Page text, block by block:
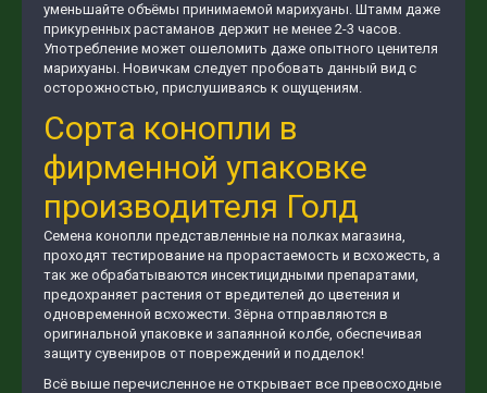
уменьшайте объёмы принимаемой марихуаны. Штамм даже
прикуренных растаманов держит не менее 2-3 часов.
Употребление может ошеломить даже опытного ценителя
марихуаны. Новичкам следует пробовать данный вид с
осторожностью, прислушиваясь к ощущениям.
Сорта конопли в
фирменной упаковке
производителя Голд
Семена конопли представленные на полках магазина,
проходят тестирование на прорастаемость и всхожесть, а
так же обрабатываются инсектицидными препаратами,
предохраняет растения от вредителей до цветения и
одновременной всхожести. Зёрна отправляются в
оригинальной упаковке и запаянной колбе, обеспечивая
защиту сувениров от повреждений и подделок!
Всё выше перечисленное не открывает все превосходные